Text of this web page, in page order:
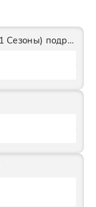
Ментовские войны Все (1-11 Сезоны) подряд Сериал